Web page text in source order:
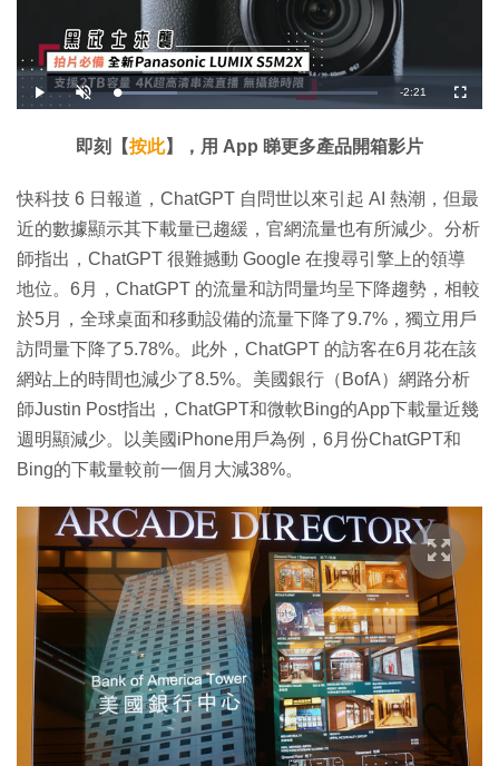
播
放
開
啟
載
入
:
2
%
剩
時
間
-2:21
全
螢
即刻【按此】，用 App 睇更多產品開箱影片
快科技 6 日報道，ChatGPT 自問世以來引起 AI 熱潮，但最
近的數據顯示其下載量已趨緩，官網流量也有所減少。分析
師指出，ChatGPT 很難撼動 Google 在搜尋引擎上的領導
地位。6月，ChatGPT 的流量和訪問量均呈下降趨勢，相較
於5月，全球桌面和移動設備的流量下降了9.7%，獨立用戶
訪問量下降了5.78%。此外，ChatGPT 的訪客在6月花在該
網站上的時間也減少了8.5%。美國銀行（BofA）網路分析
師Justin Post指出，ChatGPT和微軟Bing的App下載量近幾
週明顯減少。以美國iPhone用戶為例，6月份ChatGPT和
Bing的下載量較前一個月大減38%。